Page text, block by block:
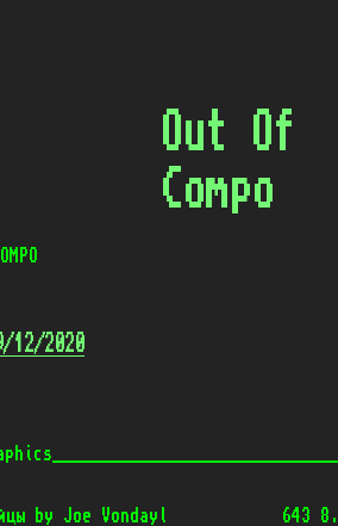
Out Of
Compo
12/2020
by Joe Vondayl            643